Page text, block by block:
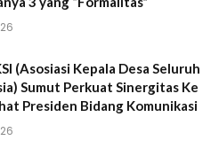
(Asosiasi Kepala Desa Seluruh
Sumut Perkuat Sinergitas Ke
Presiden Bidang Komunikasi